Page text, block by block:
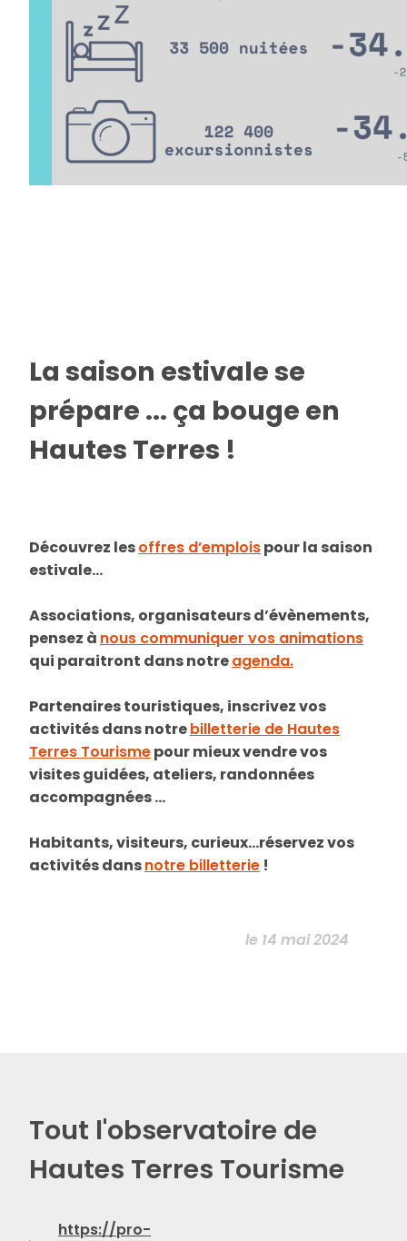
La saison estivale se
prépare ... ça bouge en
Hautes Terres !
Découvrez lesoffres d’emploispour la saison
estivale…
Associations, organisateurs d’évènements,
pensez à nous communiquer vos animations
qui paraitront dans notreagenda.
Partenaires touristiques, inscrivez vos
activités dans notrebilletterie de Hautes
Terres Tourismepour mieux vendre vos
visites guidées, ateliers, randonnées
accompagnées …
Habitants, visiteurs, curieux…réservez vos
activités dansnotre billetterie !
le 14 mai 2024
Tout l'observatoire de
Hautes Terres Tourisme
https://pro-